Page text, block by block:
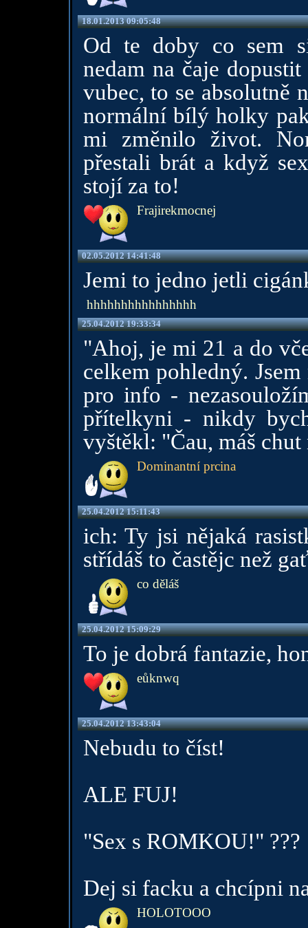
18.01.2013 09:05:48
Od te doby co sem
nedam na čaje
vubec, to se absolutně
normální bílý holky
mi změnilo život.
přestali brát a když
stojí za to!
Frajirekmocnej
02.05.2012 14:41:48
Jemi to jedno jetli
hhhhhhhhhhhhhhhh
25.04.2012 19:33:34
"Ahoj, je mi 21 a do
celkem pohledný.
pro info -
přítelkyni - nikdy
vyštěkl: "Čau, máš chut
Dominantní prcina
25.04.2012 15:11:43
ich: Ty jsi nějaká
střídáš to častějc než
co děláš
25.04.2012 15:09:29
To je dobrá fantazie,
eůknwq
25.04.2012 13:43:04
Nebudu to číst!
ALE FUJ!
"Sex s ROMKOU!" ???
Dej si facku a chcípni
HOLOTOOO